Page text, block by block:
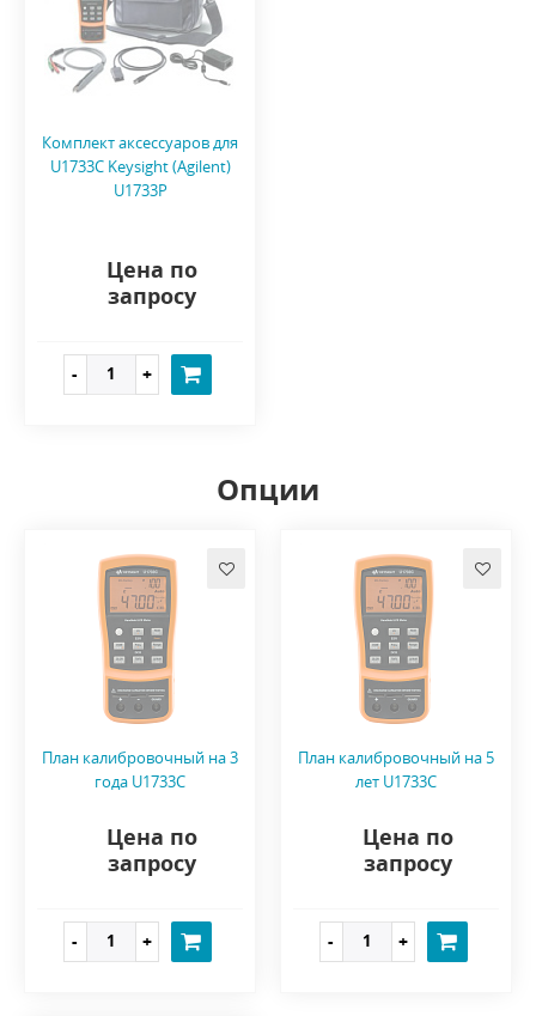
Комплект аксессуаров для
U1733C Keysight (Agilent)
U1733P
Цена по
запросу
Опции
План калибровочный на 3
года U1733C
Цена по
запросу
План калибровочный на 5
лет U1733C
Цена по
запросу